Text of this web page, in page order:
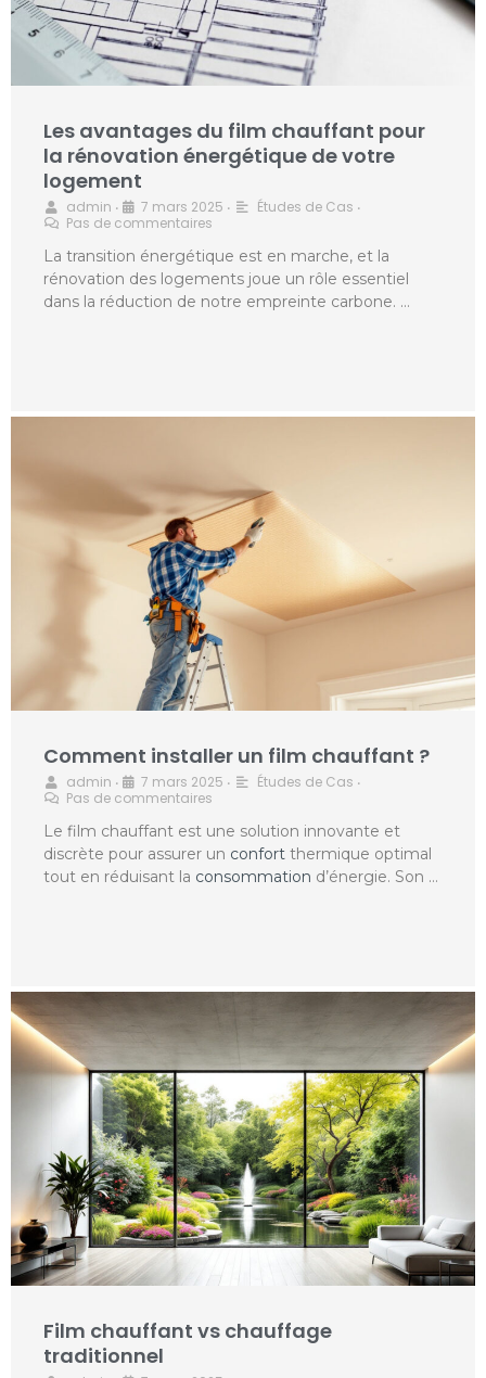
Les avantages du film chauffant pour
la rénovation énergétique de votre
logement
admin • 7 mars 2025 • Études de Cas •
Pas de commentaires
La transition énergétique est en marche, et la
rénovation des logements joue un rôle essentiel
dans la réduction de notre empreinte carbone. …
Comment installer un film chauffant ?
admin • 7 mars 2025 • Études de Cas •
Pas de commentaires
Le film chauffant est une solution innovante et
discrète pour assurer un confort thermique optimal
tout en réduisant la consommation d’énergie. Son …
Film chauffant vs chauffage
traditionnel